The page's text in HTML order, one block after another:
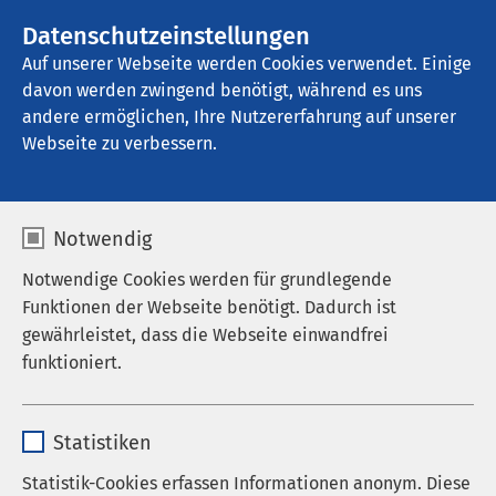
Datenschutzeinstellungen
Auf unserer Webseite werden Cookies verwendet. Einige
davon werden zwingend benötigt, während es uns
andere ermöglichen, Ihre Nutzererfahrung auf unserer
Webseite zu verbessern.
Notwendig
Notwendige Cookies werden für grundlegende
Funktionen der Webseite benötigt. Dadurch ist
gewährleistet, dass die Webseite einwandfrei
funktioniert.
Anbieter sgalinski
Statistiken
Statistik-Cookies erfassen Informationen anonym. Diese
AMEOS Poliklinikum Schönebeck
Nachrichten
Datum von: Datum bis: